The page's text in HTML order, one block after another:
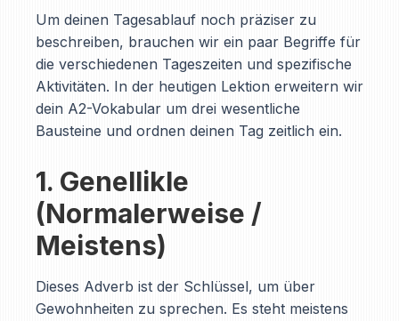
Um deinen Tagesablauf noch präziser zu
beschreiben, brauchen wir ein paar Begriffe für
die verschiedenen Tageszeiten und spezifische
Aktivitäten. In der heutigen Lektion erweitern wir
dein A2-Vokabular um drei wesentliche
Bausteine und ordnen deinen Tag zeitlich ein.
1. Genellikle
(Normalerweise /
Meistens)
Dieses Adverb ist der Schlüssel, um über
Gewohnheiten zu sprechen. Es steht meistens